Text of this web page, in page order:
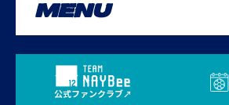
MENU
公式ファンクラブ